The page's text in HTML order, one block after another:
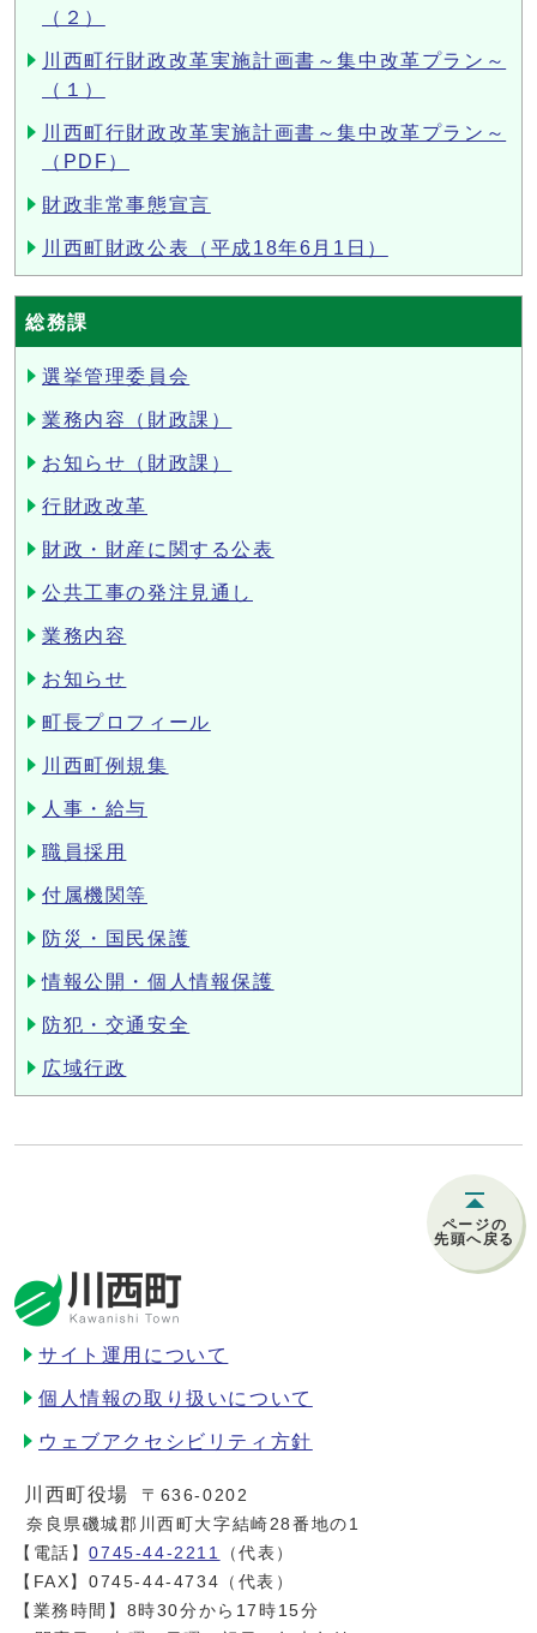
（２）
川西町行財政改革実施計画書～集中改革プラン～
（１）
川西町行財政改革実施計画書～集中改革プラン～
（PDF）
財政非常事態宣言
川西町財政公表（平成18年6月1日）
総務課
選挙管理委員会
業務内容（財政課）
お知らせ（財政課）
行財政改革
財政・財産に関する公表
公共工事の発注見通し
業務内容
お知らせ
町長プロフィール
川西町例規集
人事・給与
職員採用
付属機関等
防災・国民保護
情報公開・個人情報保護
防犯・交通安全
広域行政
ページの
先頭へ戻る
サイト運用について
個人情報の取り扱いについて
ウェブアクセシビリティ方針
川西町役場
〒636-0202
奈良県磯城郡川西町大字結崎28番地の1
【電話】0745-44-2211
（代表）
【FAX】0745-44-4734（代表）
【業務時間】8時30分から17時15分